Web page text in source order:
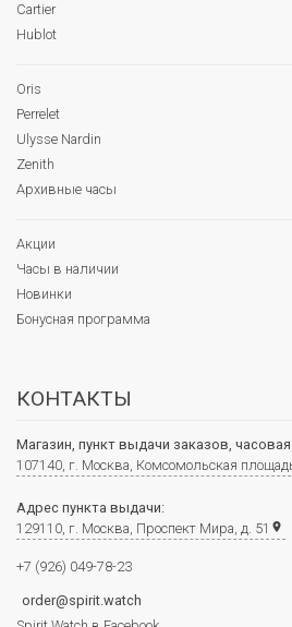
Cartier
Hublot
Oris
Perrelet
Ulysse Nardin
Zenith
Архивные часы
Акции
Часы в наличии
Новинки
Бонусная программа
КОНТАКТЫ
Магазин, пункт выдачи заказов,
107140, г. Москва, Комсомольская
Адрес пункта выдачи:
129110, г. Москва, Проспект Мира, д. 51 place
+7 (926) 049-78-23
order@spirit.watch